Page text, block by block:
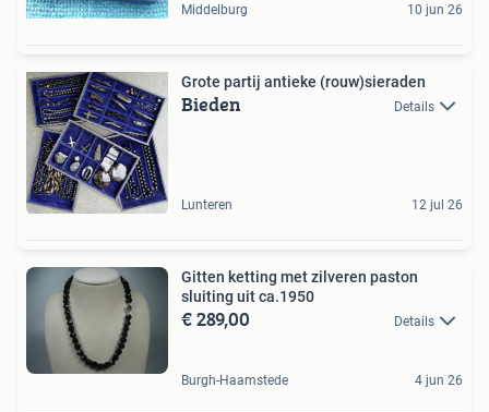
Middelburg 10 jun 26
Grote partij antieke (rouw)sieraden
Bieden Details
Lunteren 12 jul 26
Gitten ketting met zilveren paston
sluiting uit ca.1950
€ 289,00 Details
Burgh-Haamstede 4 jun 26